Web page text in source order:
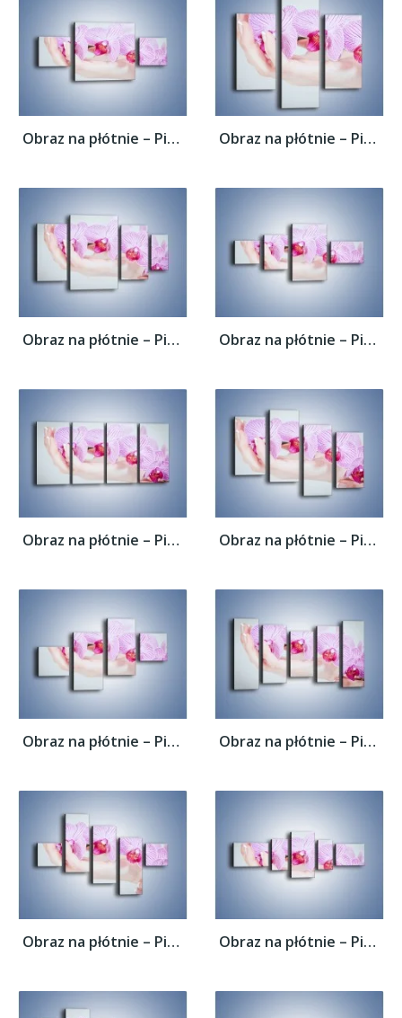
Obraz na płótnie – Piękno kwiatów w dłoni... Obraz na płótnie – Piękno kwiatów w dłoni...
Obraz na płótnie – Piękno kwiatów w dłoni... Obraz na płótnie – Piękno kwiatów w dłoni...
Obraz na płótnie – Piękno kwiatów w dłoni... Obraz na płótnie – Piękno kwiatów w dłoni...
Obraz na płótnie – Piękno kwiatów w dłoni... Obraz na płótnie – Piękno kwiatów w dłoni...
Obraz na płótnie – Piękno kwiatów w dłoni... Obraz na płótnie – Piękno kwiatów w dłoni...